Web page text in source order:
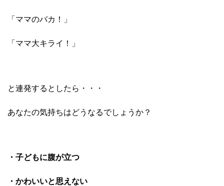
「ママのバカ！」
「ママ大キライ！」
と連発するとしたら・・・
あなたの気持ちはどうなるでしょうか？
・子どもに腹が立つ
・かわいいと思えない